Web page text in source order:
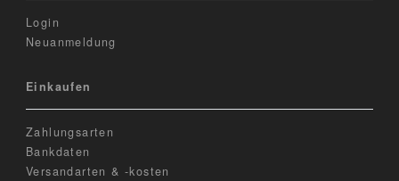
Login
Neuanmeldung
Einkaufen
Zahlungsarten
Bankdaten
Versandarten & -kosten